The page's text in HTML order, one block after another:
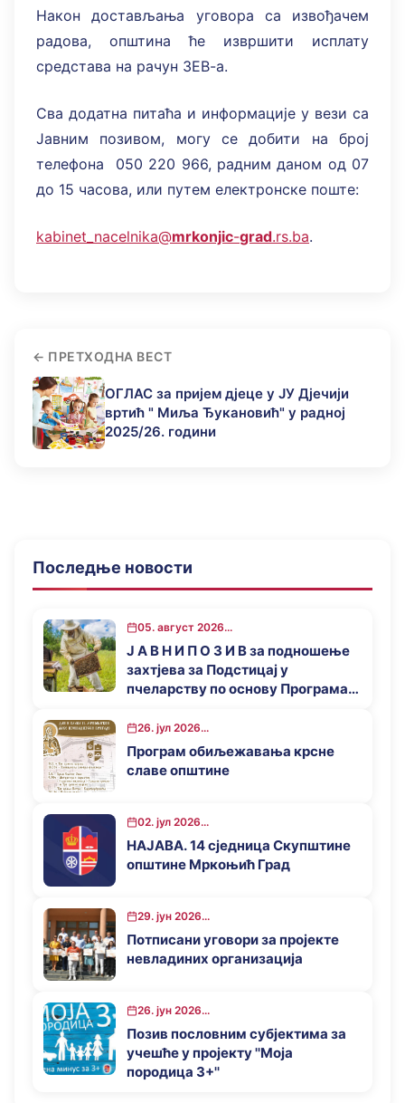
Након достављања уговора са извођачем
радова, општина ће извршити исплату
средстава на рачун ЗЕВ-а.
Сва додатна питаћа и информације у вези са
Јавним позивом, могу се добити на број
телефона 050 220 966, радним даном од 07
до 15 часова, или путем електронске поште:
kabinet_nacelnika@mrkonjic-grad.rs.ba.
ПРЕТХОДНА ВЕСТ
ОГЛАС за пријем дјеце у ЈУ Дјечији
вртић " Миља Ђукановић" у радној
2025/26. години
Последње новости
05. август 2026...
Ј А В Н И П О З И В за подношење
захтјева за Подстицај у
пчеларству по основу Програма
општине Мркоњић Град у 2026.
години
26. јул 2026...
Програм обиљежавања крсне
славе општине
02. јул 2026...
НАЈАВА. 14 сједница Скупштине
општине Мркоњић Град
29. јун 2026...
Потписани уговори за пројекте
невладиних организација
26. јун 2026...
Позив пословним субјектима за
учешће у пројекту ''Моја
породица 3+''